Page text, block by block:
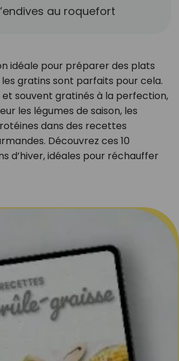
au roquefort
idéale pour préparer des plats
gratins sont parfaits pour cela.
et souvent gratinés à la perfection,
les légumes de saison, les
dans des recettes
Découvrez ces 10
d’hiver, idéales pour réchauffer